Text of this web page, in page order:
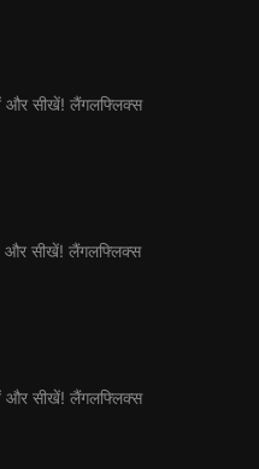
और सीखें! लैंगलफ्लिक्स
और सीखें! लैंगलफ्लिक्स
और सीखें! लैंगलफ्लिक्स